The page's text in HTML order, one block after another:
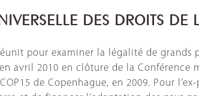
DES DROITS DE
pour examiner la légalité de
avril 2010 en clôture de la
de Copenhague, en 2009. Pour